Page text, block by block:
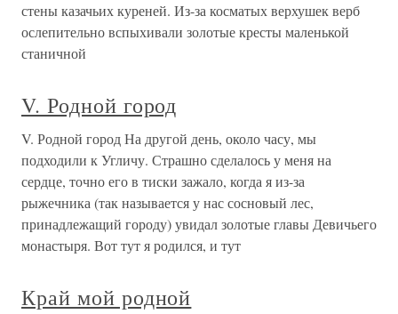
стены казачьих куреней. Из-за косматых верхушек верб
ослепительно вспыхивали золотые кресты маленькой
станичной
V. Родной город
V. Родной город На другой день, около часу, мы
подходили к Угличу. Страшно сделалось у меня на
сердце, точно его в тиски зажало, когда я из-за
рыжечника (так называется у нас сосновый лес,
принадлежащий городу) увидал золотые главы Девичьего
монастыря. Вот тут я родился, и тут
Край мой родной